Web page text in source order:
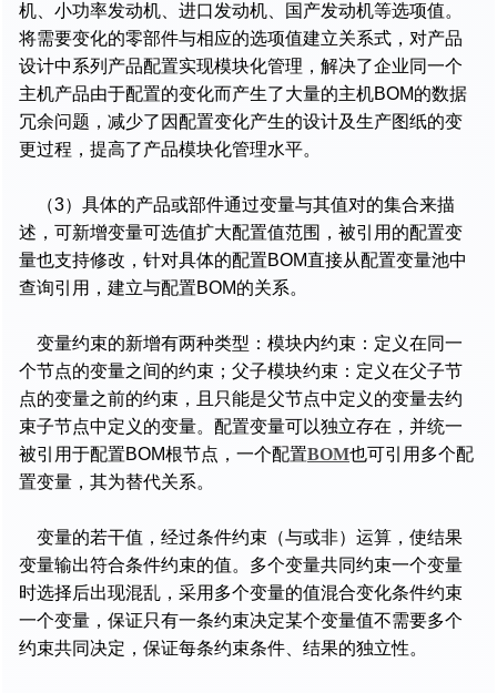
机、小功率发动机、进口发动机、国产发动机等选项值。
将需要变化的零部件与相应的选项值建立关系式，对产品
设计中系列产品配置实现模块化管理，解决了企业同一个
主机产品由于配置的变化而产生了大量的主机BOM的数据
冗余问题，减少了因配置变化产生的设计及生产图纸的变
更过程，提高了产品模块化管理水平。
（3）具体的产品或部件通过变量与其值对的集合来描
述，可新增变量可选值扩大配置值范围，被引用的配置变
量也支持修改，针对具体的配置BOM直接从配置变量池中
查询引用，建立与配置BOM的关系。
变量约束的新增有两种类型：模块内约束：定义在同一
个节点的变量之间的约束；父子模块约束：定义在父子节
点的变量之前的约束，且只能是父节点中定义的变量去约
束子节点中定义的变量。配置变量可以独立存在，并统一
被引用于配置BOM根节点，一个配置BOM也可引用多个配
置变量，其为替代关系。
变量的若干值，经过条件约束（与或非）运算，使结果
变量输出符合条件约束的值。多个变量共同约束一个变量
时选择后出现混乱，采用多个变量的值混合变化条件约束
一个变量，保证只有一条约束决定某个变量值不需要多个
约束共同决定，保证每条约束条件、结果的独立性。